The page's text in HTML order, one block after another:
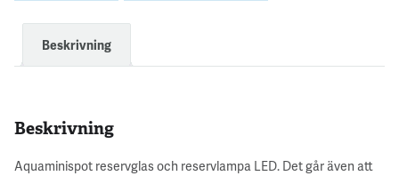
Beskrivning
Beskrivning
Aquaminispot reservglas och reservlampa LED. Det går även att